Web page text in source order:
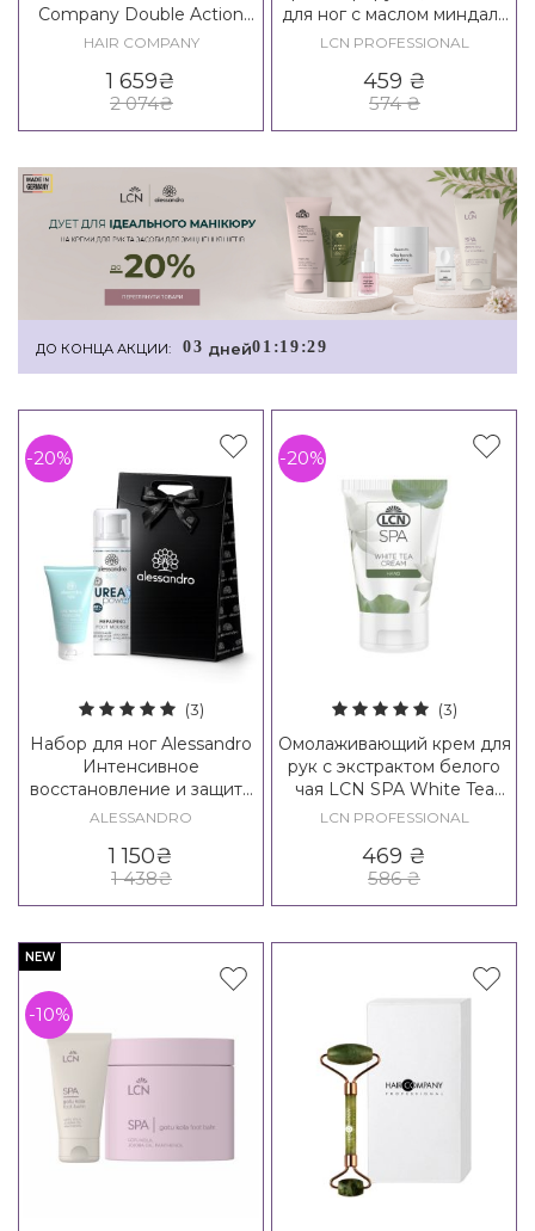
Company Double Action
Home Beauty Detox Kit
HAIR COMPANY
1 659₴
2 074₴
для ног с маслом миндаля
и ши LCN Citrus Foot Mask
LCN PROFESSIONAL
459 ₴
574₴
ДО КОНЦА АКЦИИ: 03 дней0 1 :19 :29
-20%
(3)
Набор для ног Alessandro
Интенсивное
восстановление и защита
от сухости
ALESSANDRO
1 150₴
1 438₴
-20%
(3)
Омолаживающий крем для
рук с экстрактом белого
чая LCN SPA White Tea
Hand Cream
LCN PROFESSIONAL
469 ₴
586₴
NEW
-10%